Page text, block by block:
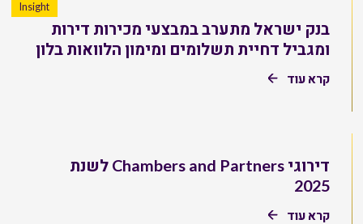
בנק ישראל מתערב במבצעי מכירות דירות
ומגביל דחיית תשלומים ומימון הלוואות בלון
Insight
קרא עוד
דירוגי Chambers and Partners לשנת
2025
קרא עוד